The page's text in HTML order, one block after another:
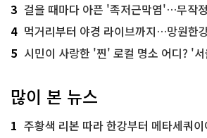
3 걸을 때마다 아픈 '족저근막염'…무작정 참지
4 먹거리부터 야경 라이브까지…망원한
5 시민이 사랑한 '찐' 로컬 명소 어디? '서울
많이 본 뉴스
1 주황색 리본 따라 한강부터 메타세쿼이아 숲길